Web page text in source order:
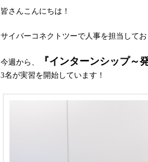
皆さんこんにちは！
サイバーコネクトツーで人事を担当してお
今週から、 『インターンシップ～
3名が実習を開始しています！